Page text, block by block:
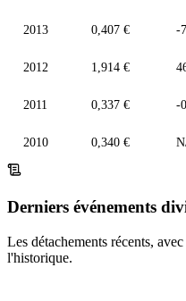
2013 0,407 € -
2012 1,914 €
2011 0,337 € -
2010 0,340 €
Derniers événements
Les détachements récents,
l'historique.